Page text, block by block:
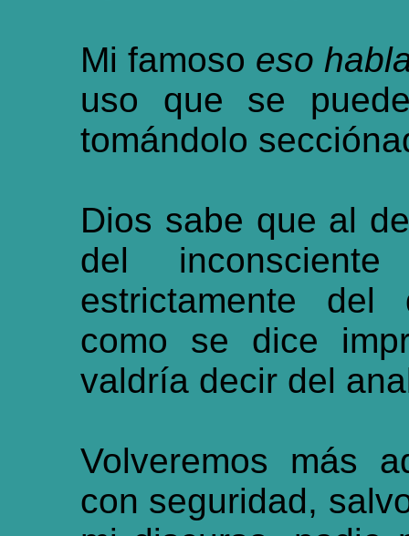
Mi famoso eso
uso que se
tomándolo
Dios sabe que al
del
estrictamente del
como se dice
valdría decir del
Volveremos más
con seguridad,